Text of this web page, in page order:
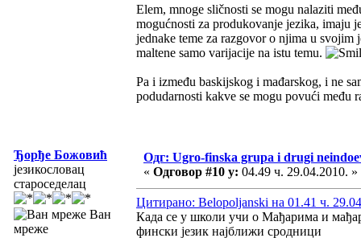
Elem, mnoge sličnosti se mogu nalaziti
mogućnosti za produkovanje jezika, imaju
jednake teme za razgovor o njima u
maltene samo varijacije na istu temu.
Pa i između baskijskog i mađarskog, i ne
podudarnosti kakve se mogu povući među
Ђорђе Божовић
језикословац
староседелац
Ван
мреже
Одг: Ugro-finska grupa i drugi
« Одговор #10 у: 04.49 ч. 29.04.2010. »
Цитирано: Belopoljanski на 01.41 ч.
Када се у школи учи о Мађарима и
фински језик најближи сродници